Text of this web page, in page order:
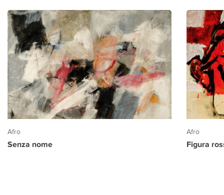
Afro
Senza nome
Afro
Figura